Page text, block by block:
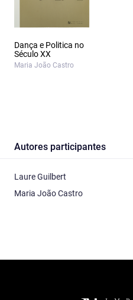
Dança e Politica no
Século XX
Maria João Castro
Autores participantes
Laure Guilbert
Maria João Castro